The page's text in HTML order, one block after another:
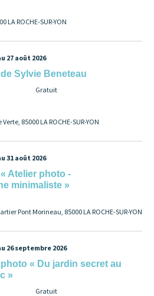
LA ROCHE-SUR-YON
27 août 2026
Sylvie Beneteau
Gratuit
85000 LA ROCHE-SUR-YON
31 août 2026
Atelier photo -
minimaliste »
Pont Morineau, 85000 LA ROCHE-SUR-YON
26 septembre 2026
« Du jardin secret au
»
Gratuit